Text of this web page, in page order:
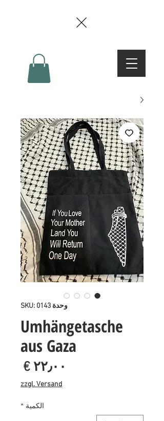
وحدة SKU: 0143
Umhängetasche
aus Gaza
zzgl. Versand
الكمية *